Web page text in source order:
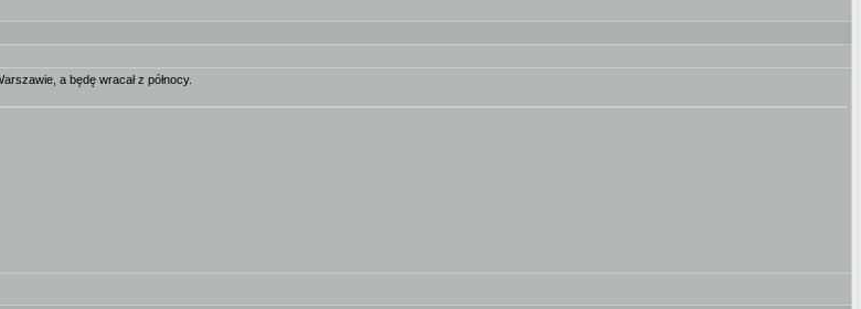
a będę wracał z północy.